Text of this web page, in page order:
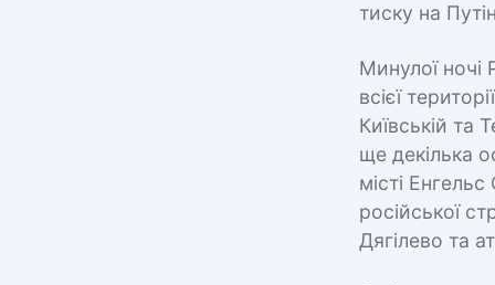
тиску на
Минулої
всієї
Київській та
ще декілька
місті
російської
Дягілево та